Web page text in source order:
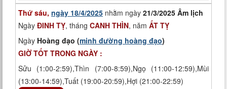
Thứ sáu, ngày 18/4/2025 nhằm ngày 21/3/2025 Âm lịch
Ngày ĐINH TỴ, tháng CANH THÌN, năm ẤT TỴ
Ngày Hoàng đạo (minh đường hoàng đạo)
GIỜ TỐT TRONG NGÀY :
Sửu (1:00-2:59),Thìn (7:00-8:59),Ngọ (11:00-12:59),Mùi
(13:00-14:59),Tuất (19:00-20:59),Hợi (21:00-22:59)